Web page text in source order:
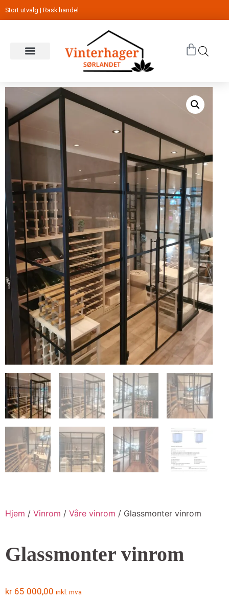
Stort utvalg | Rask handel
Hjem / Vinrom / Våre vinrom / Glassmonter vinrom
Glassmonter vinrom
kr 65 000,00 inkl. mva